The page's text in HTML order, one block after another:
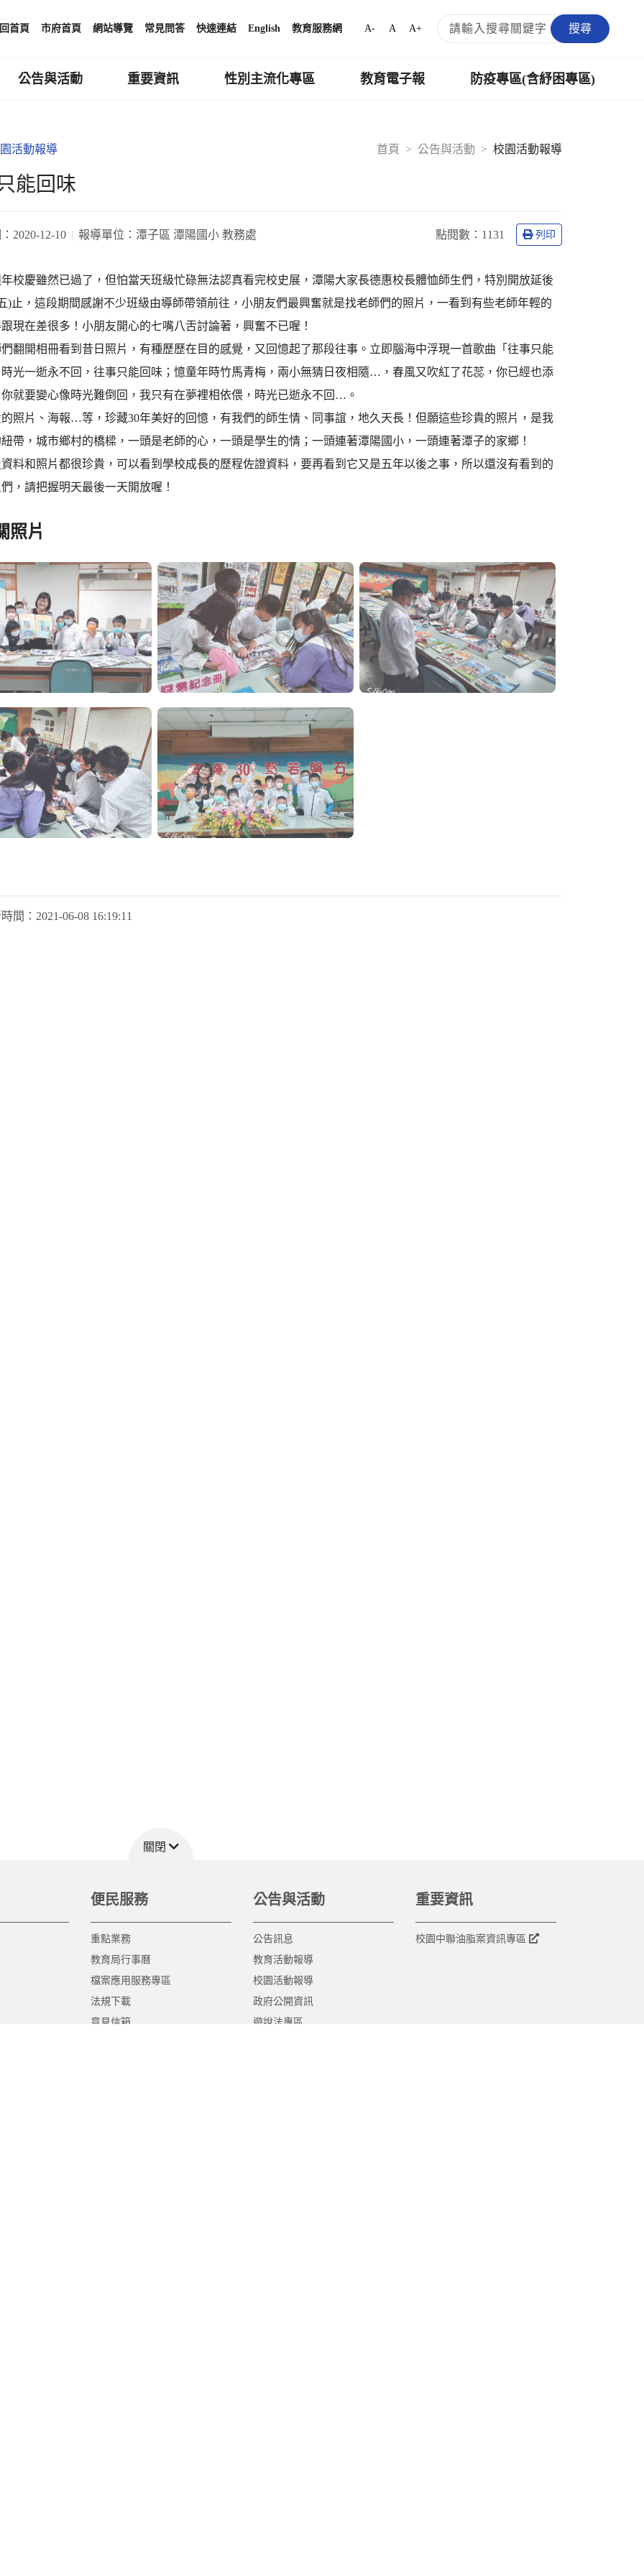
回首頁 市府首頁 網站導覽 常見問答 快速連結 English 教育服務網 A- A A+ 搜尋
公告與活動 重要資訊 性別主流化專區 教育電子報 防疫專區(含紓困專區)
首頁 公告與活動 校園活動報導
活動報導
能回味
2020-12-10 報導單位： 潭子區 潭陽國小 教務處 點閱數： 1131 列印
校慶雖然已過了，但怕當天班級忙碌無法認真看完校史展，潭陽大家長德惠校長體恤師生們，特別開放延後
)止，這段期間感謝不少班級由導師帶領前往，小朋友們最興奮就是找老師們的照片，一看到有些老師年輕的
現在差很多！小朋友開心的七嘴八舌討論著，興奮不已喔！
翻開相冊看到昔日照片，有種歷歷在目的感覺，又回憶起了那段往事。立即腦海中浮現一首歌曲「往事只能
光一逝永不回，往事只能回味；憶童年時竹馬青梅，兩小無猜日夜相隨…，春風又吹紅了花蕊，你已經也添
就要變心像時光難倒回，我只有在夢裡相依偎，時光已逝永不回…。
照片、海報…等，珍藏30年美好的回憶，有我們的師生情、同事誼，地久天長！但願這些珍貴的照片，是我
帶，城市鄉村的橋樑，一頭是老師的心，一頭是學生的情；一頭連著潭陽國小，一頭連著潭子的家鄉！
料和照片都很珍貴，可以看到學校成長的歷程佐證資料，要再看到它又是五年以後之事，所以還沒有看到的
，請把握明天最後一天開放喔！
照片
間： 2021-06-08 16:19:11
關閉
便民服務
重點業務
教育局行事曆
檔案應用服務專區
法規下載
意見信箱
公告與活動
公告訊息
教育活動報導
校園活動報導
政府公開資訊
遊說法專區
重要資訊
校園中聯油脂案資訊專區